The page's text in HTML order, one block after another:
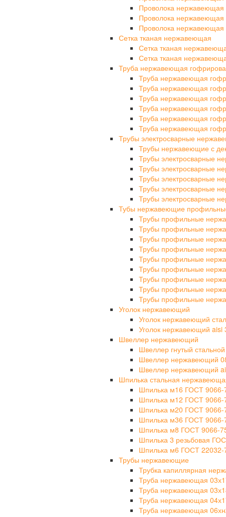
Проволока нержавеющая
Проволока нержавеющая
Проволока нержавеющая
Сетка тканая нержавеющая
Сетка тканая
Сетка тканая
Труба нержавеющая
Труба нержавеющая
Труба нержавеющая
Труба нержавеющая
Труба нержавеющая
Труба нержавеющая
Труба нержавеющая
Трубы электросварные
Трубы нержавеющие с
Трубы электросварные
Трубы электросварные
Трубы электросварные
Трубы электросварные
Трубы электросварные
Тубы нержавеющие
Трубы профильные
Трубы профильные
Трубы профильные
Трубы профильные
Трубы профильные
Трубы профильные
Трубы профильные
Трубы профильные
Трубы профильные
Уголок нержавеющий
Уголок нержавеющий
Уголок нержавеющий aisi
Швеллер нержавеющий
Швеллер гнутый стальной
Швеллер нержавеющий
Швеллер нержавеющий
Шпилька стальная
Шпилька м16 ГОСТ 9066-
Шпилька м12 ГОСТ 9066-
Шпилька м20 ГОСТ 9066-
Шпилька м36 ГОСТ 9066-
Шпилька м8 ГОСТ 9066-
Шпилька 3 резьбовая
Шпилька м6 ГОСТ 22032-
Трубы нержавеющие
Трубка капиллярная
Труба нержавеющая
Труба нержавеющая
Труба нержавеющая
Труба нержавеющая